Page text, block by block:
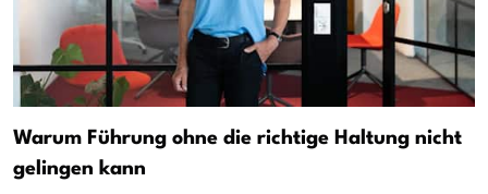
Warum Führung ohne die richtige Haltung nicht
gelingen kann